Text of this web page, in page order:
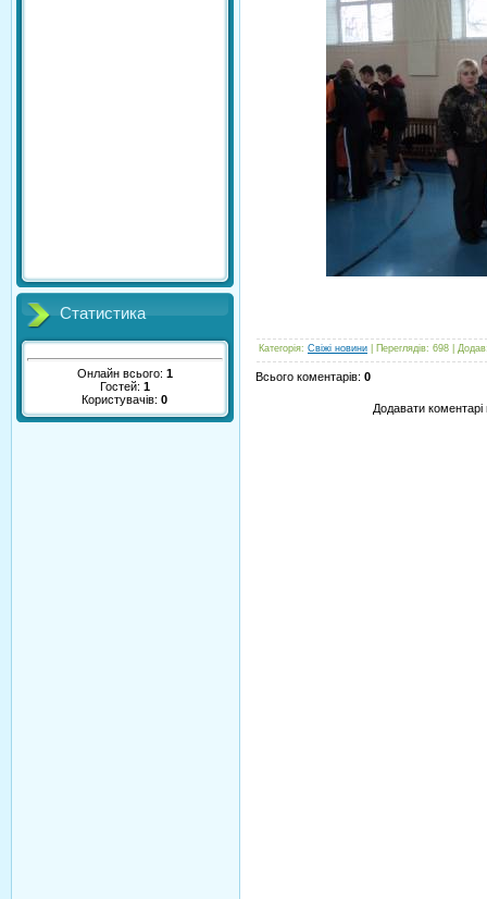
Статистика
Онлайн всього: 1
Гостей: 1
Користувачів:0
Категорія: Свіжі новини Переглядів: 698 Додав
Всього коментарів: 0
Додавати